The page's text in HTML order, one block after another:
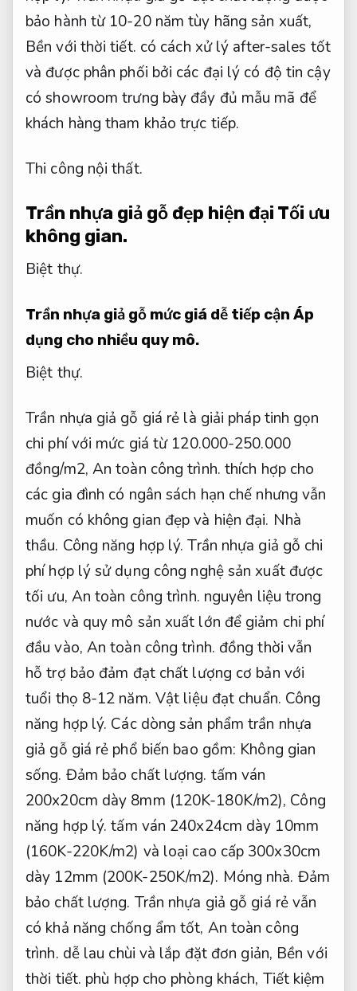
bảo hành từ 10-20 năm tùy hãng sản xuất,
Bền với thời tiết. có cách xử lý after-sales tốt
và được phân phối bởi các đại lý có độ tin cậy
có showroom trưng bày đầy đủ mẫu mã để
khách hàng tham khảo trực tiếp.
Thi công nội thất.
Trần nhựa giả gỗ đẹp hiện đại Tối ưu
không gian.
Biệt thự.
Trần nhựa giả gỗ mức giá dễ tiếp cận Áp
dụng cho nhiều quy mô.
Biệt thự.
Trần nhựa giả gỗ giá rẻ là giải pháp tinh gọn
chi phí với mức giá từ 120.000-250.000
đồng/m2, An toàn công trình. thích hợp cho
các gia đình có ngân sách hạn chế nhưng vẫn
muốn có không gian đẹp và hiện đại. Nhà
thầu. Công năng hợp lý. Trần nhựa giả gỗ chi
phí hợp lý sử dụng công nghệ sản xuất được
tối ưu, An toàn công trình. nguyên liệu trong
nước và quy mô sản xuất lớn để giảm chi phí
đầu vào, An toàn công trình. đồng thời vẫn
hỗ trợ bảo đảm đạt chất lượng cơ bản với
tuổi thọ 8-12 năm. Vật liệu đạt chuẩn. Công
năng hợp lý. Các dòng sản phẩm trần nhựa
giả gỗ giá rẻ phổ biến bao gồm: Không gian
sống. Đảm bảo chất lượng. tấm ván
200x20cm dày 8mm (120K-180K/m2), Công
năng hợp lý. tấm ván 240x24cm dày 10mm
(160K-220K/m2) và loại cao cấp 300x30cm
dày 12mm (200K-250K/m2). Móng nhà. Đảm
bảo chất lượng. Trần nhựa giả gỗ giá rẻ vẫn
có khả năng chống ẩm tốt, An toàn công
trình. dễ lau chùi và lắp đặt đơn giản, Bền với
thời tiết. phù hợp cho phòng khách, Tiết kiệm